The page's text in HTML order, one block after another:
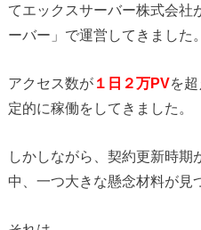
てエックスサーバー株式会社
ーバー」で運営してきました。
アクセス数が１日２万PVを
定的に稼働をしてきました。
しかしながら、契約更新時期
中、一つ大きな懸念材料が見